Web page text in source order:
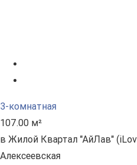
3-комнатная
107.00 м²
в Жилой Квартал "АйЛав"
Алексеевская